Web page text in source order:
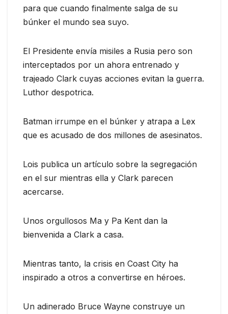
para que cuando finalmente salga de su
búnker el mundo sea suyo.
El Presidente envía misiles a Rusia pero son
interceptados por un ahora entrenado y
trajeado Clark cuyas acciones evitan la guerra.
Luthor despotrica.
Batman irrumpe en el búnker y atrapa a Lex
que es acusado de dos millones de asesinatos.
Lois publica un artículo sobre la segregación
en el sur mientras ella y Clark parecen
acercarse.
Unos orgullosos Ma y Pa Kent dan la
bienvenida a Clark a casa.
Mientras tanto, la crisis en Coast City ha
inspirado a otros a convertirse en héroes.
Un adinerado Bruce Wayne construye un